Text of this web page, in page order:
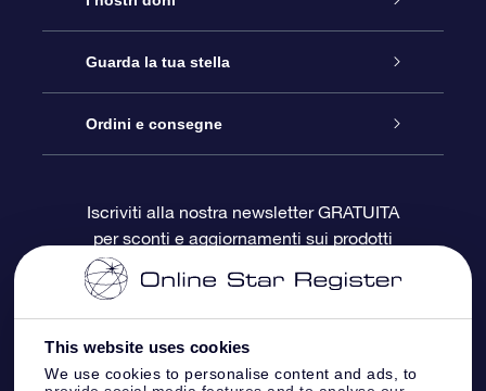
This website uses cookies
We use cookies to personalise content and ads, to
Contattaci
Blog
OSR Recensioni
Online Star Gift
Pacchetto regalo OSR
Gift Card OSR
Doni aziendali
Guarda la tua stella
Registro stellare
Star Page personalizzata
One Million Stars
OSR Starsaver
Ordini e consegne
Informazioni di Pagamento
Politica di reso
Iscriviti alla nostra newsletter GRATUITA
per sconti e aggiornamenti sui prodotti